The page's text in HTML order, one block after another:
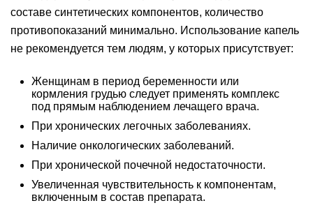
составе синтетических компонентов, количество
противопоказаний минимально. Использование капель
не рекомендуется тем людям, у которых присутствует:
Женщинам в период беременности или
кормления грудью следует применять комплекс
под прямым наблюдением лечащего врача.
При хронических легочных заболеваниях.
Наличие онкологических заболеваний.
При хронической почечной недостаточности.
Увеличенная чувствительность к компонентам,
включенным в состав препарата.